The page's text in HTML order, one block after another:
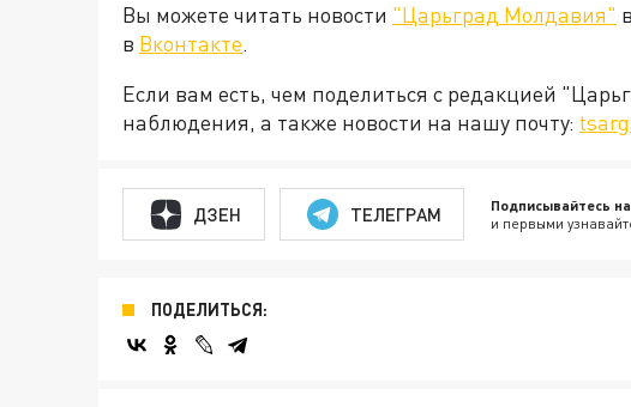
Вы можете читать новости "Царьград Молдавия"
в Вконтакте.
Если вам есть, чем поделиться с редакцией
наблюдения, а также новости на нашу почту:
ДЗЕН ТЕЛЕГРАМ Подписывайтесь
и первыми
ПОДЕЛИТЬСЯ: